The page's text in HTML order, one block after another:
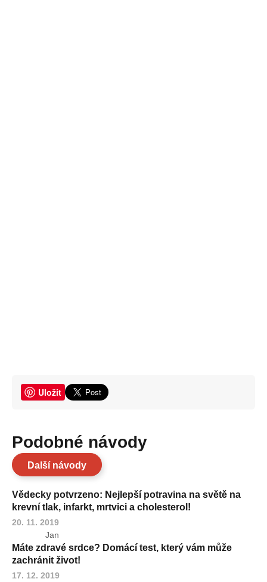
Uložit
Podobné návody
Další návody
Vědecky potvrzeno: Nejlepší potravina na světě na
krevní tlak, infarkt, mrtvici a cholesterol!
20. 11. 2019
Jan
Máte zdravé srdce? Domácí test, který vám může
zachránit život!
17. 12. 2019